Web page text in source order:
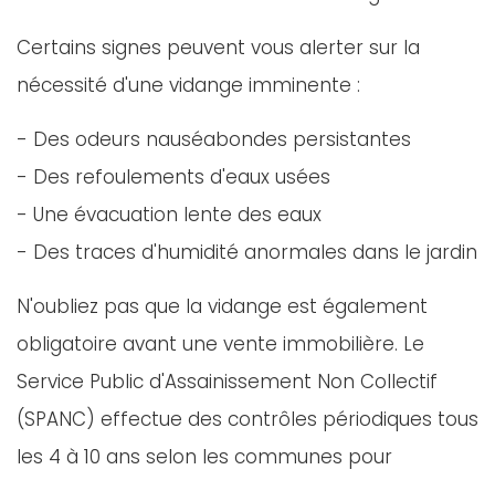
Certains signes peuvent vous alerter sur la
nécessité d'une vidange imminente :
- Des odeurs nauséabondes persistantes
- Des refoulements d'eaux usées
- Une évacuation lente des eaux
- Des traces d'humidité anormales dans le jardin
N'oubliez pas que la vidange est également
obligatoire avant une vente immobilière. Le
Service Public d'Assainissement Non Collectif
(SPANC) effectue des contrôles périodiques tous
les 4 à 10 ans selon les communes pour